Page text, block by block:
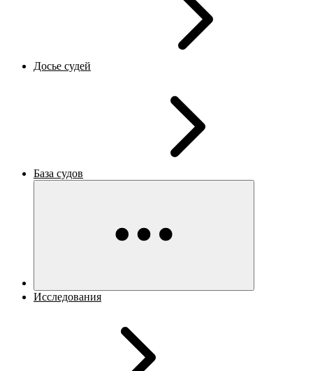
Досье судей
База судов
Исследования